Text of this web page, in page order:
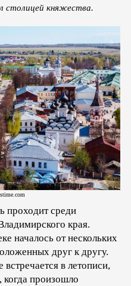
столицей княжества.
проходит среди
края.
началось от нескольких
друг к другу.
в летописи,
когда произошло